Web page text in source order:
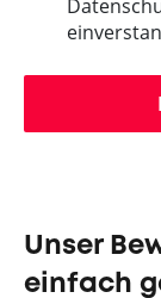
Unser
einfach